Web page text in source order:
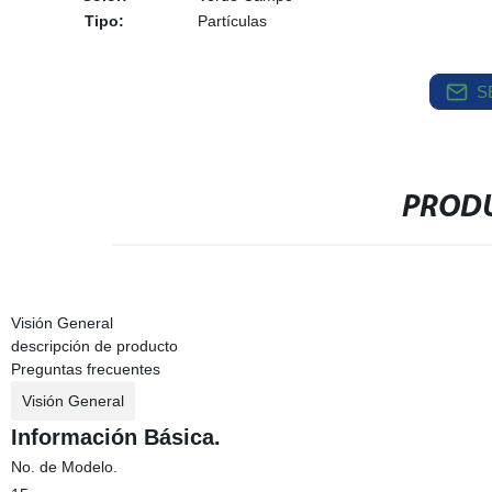
Tipo:
Partículas
Visión General
descripción de producto
Preguntas frecuentes
Visión General
Información Básica.
No. de Modelo.